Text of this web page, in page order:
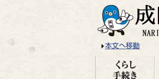
本文へ移動